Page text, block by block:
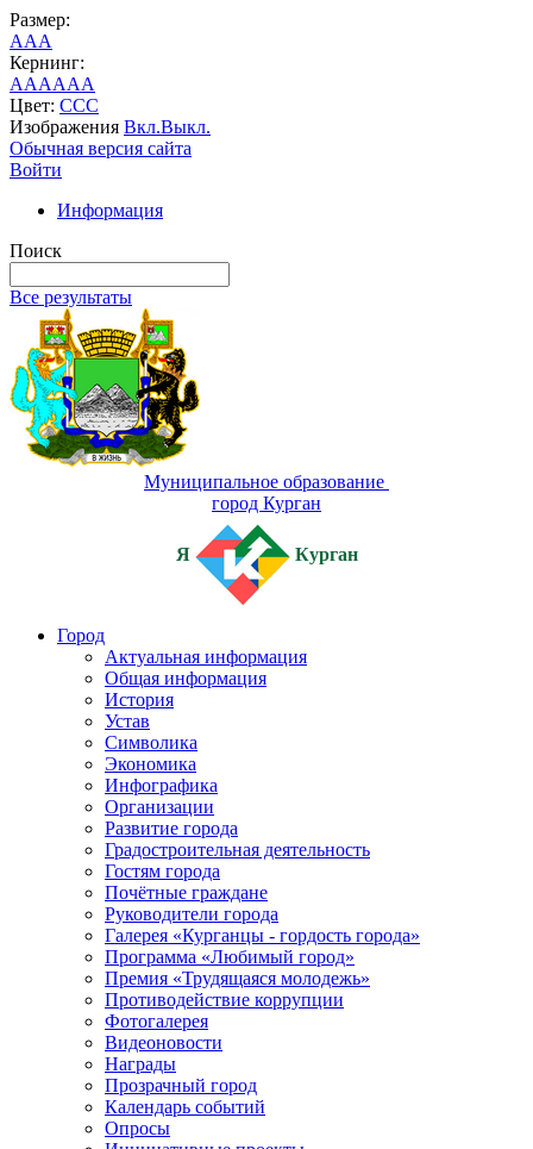
Размер:
AAA
Кернинг:
AAAAAA
Цвет: CCC
Изображения Вкл.Выкл.
Обычная версия сайта
Войти
Информация
Поиск
Все результаты
Муниципальное образование
город Курган
Я Курган
Город
Актуальная информация
Общая информация
История
Устав
Символика
Экономика
Инфографика
Организации
Развитие города
Градостроительная деятельность
Гостям города
Почётные граждане
Руководители города
Галерея «Курганцы - гордость города»
Программа «Любимый город»
Премия «Трудящаяся молодежь»
Противодействие коррупции
Фотогалерея
Видеоновости
Награды
Прозрачный город
Календарь событий
Опросы